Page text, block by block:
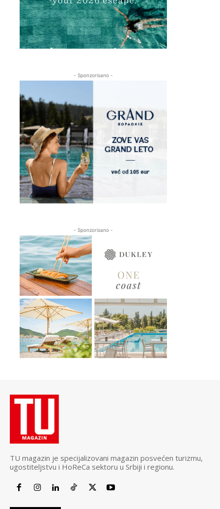
- Sponzorisano -
- Sponzorisano -
TU magazin je specijalizovani magazin posvećen turizmu,
ugostiteljstvu i HoReCa sektoru u Srbiji i regionu.